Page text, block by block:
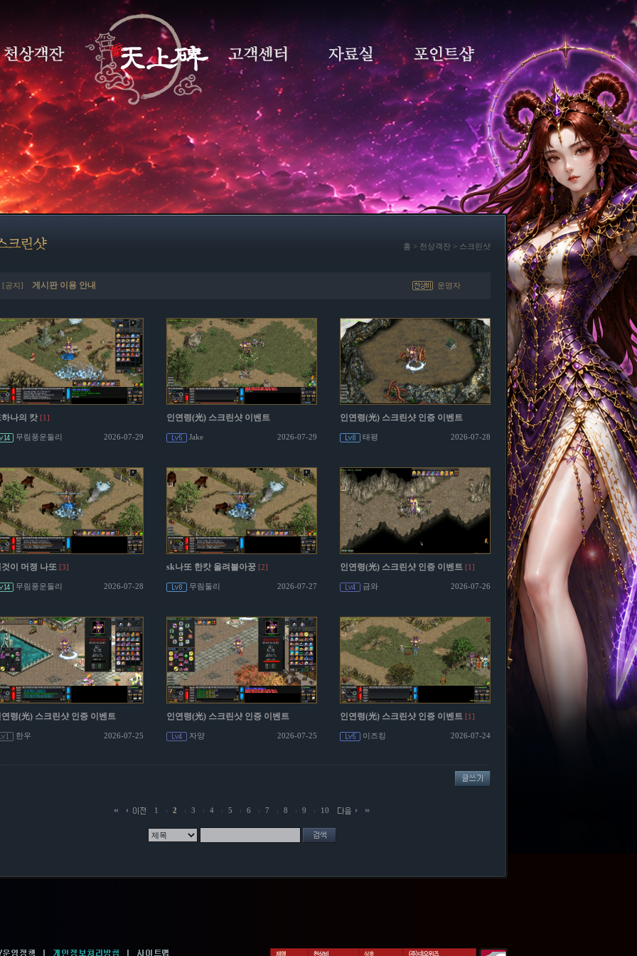
홈 > 천상객잔 > 스크린샷
[공지] 게시판 이용 안내 운영자
나의 캇 [1]
무림풍운둘리 2026-07-29
인연령(光) 스크린샷 이벤트
Jake 2026-07-29
인연령(光) 스크린샷 인증 이벤트
태평 2026-07-28
이 머졍 나또 [3]
무림풍운둘리 2026-07-28
sk나또 한캇 올려볼아꿍 [2]
무림둘리 2026-07-27
인연령(光) 스크린샷 인증 이벤트 [1]
금와 2026-07-26
령(光) 스크린샷 인증 이벤트
한우 2026-07-25
인연령(光) 스크린샷 인증 이벤트
자양 2026-07-25
인연령(光) 스크린샷 인증 이벤트 [1]
이즈킹 2026-07-24
1 2 3 4 5 6 7 8 9 10